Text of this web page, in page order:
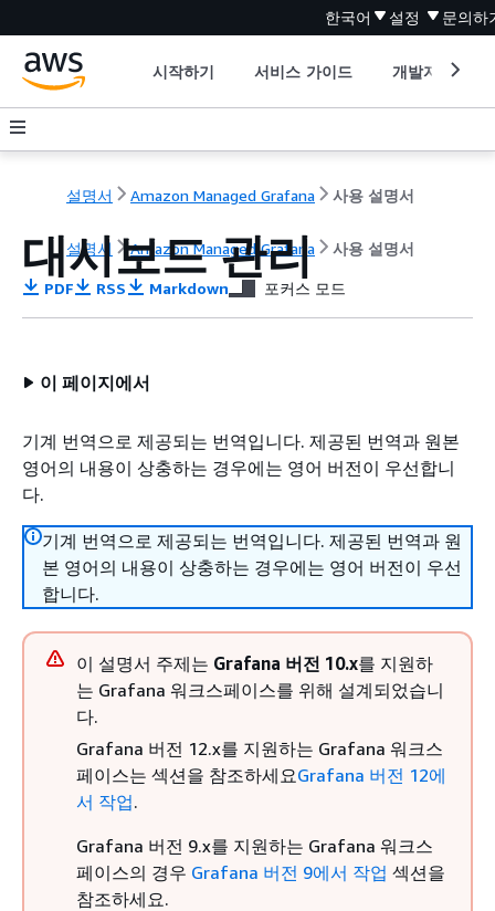
한국어 설정 문의하
시작하기 서비스 가이드 개발자 도구
설명서 Amazon Managed Grafana 사용 설명서
설명서 Amazon Managed Grafana 사용 설명서
대시보드 관리
PDF RSS Markdown 포커스 모드
이 페이지에서
기계 번역으로 제공되는 번역입니다. 제공된 번역과 원본
영어의 내용이 상충하는 경우에는 영어 버전이 우선합니
다.
기계 번역으로 제공되는 번역입니다. 제공된 번역과 원
본 영어의 내용이 상충하는 경우에는 영어 버전이 우선
합니다.
이 설명서 주제는 Grafana 버전 10.x를 지원하
는 Grafana 워크스페이스를 위해 설계되었습니
다.
Grafana 버전 12.x를 지원하는 Grafana 워크스
페이스는 섹션을 참조하세요Grafana 버전 12에
서 작업.
Grafana 버전 9.x를 지원하는 Grafana 워크스
페이스의 경우 Grafana 버전 9에서 작업 섹션을
참조하세요.